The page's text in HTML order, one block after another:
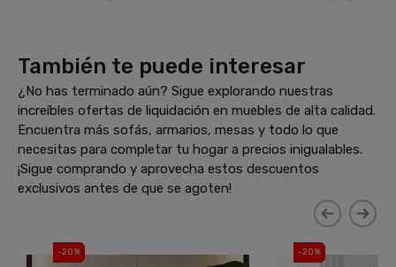
También te puede interesar
¿No has terminado aún? Sigue explorando nuestras
increíbles ofertas de liquidación en muebles de alta calidad.
Encuentra más sofás, armarios, mesas y todo lo que
necesitas para completar tu hogar a precios inigualables.
¡Sigue comprando y aprovecha estos descuentos
exclusivos antes de que se agoten!
-20% -30%